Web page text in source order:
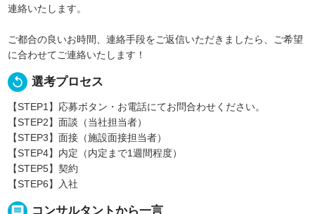
連絡いたします。
ご都合の良いお時間、連絡手段をご返信いただきましたら、ご希望
に合わせてご連絡いたします！
replay 選考プロセス
【STEP1】応募ボタン・お電話にてお問合わせください。
【STEP2】面談（当社担当者）
【STEP3】面接（施設面接担当者）
【STEP4】内定（内定まで1週間程度）
【STEP5】契約
【STEP6】入社
コンサルタントから一言